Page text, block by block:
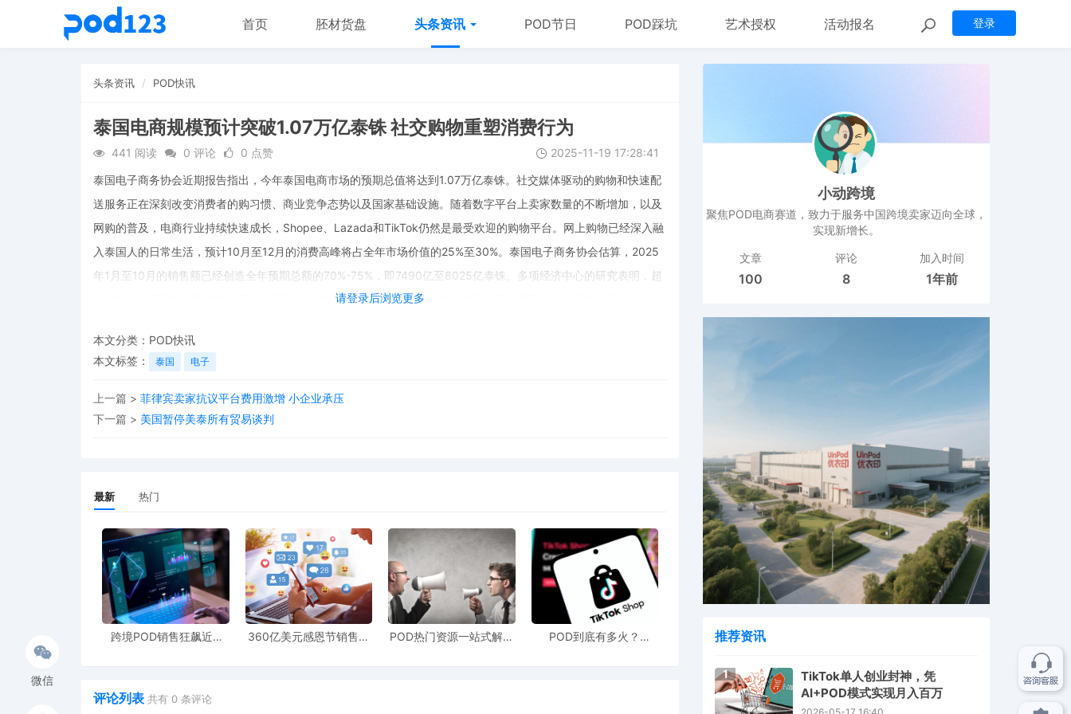
登录
首页 胚材货盘 头条资讯 POD节日 POD踩坑 艺术授权 活动报名
头条资讯 POD快讯
泰国电商规模预计突破1.07万亿泰铢 社交购物重塑消费行为
441 阅读 0 评论 0 点赞 2025-11-19 17:28:41
请登录后浏览更多
泰国电子商务协会近期报告指出，今年泰国电商市场的预期总值将达到1.07万亿泰铢。社交媒体驱动的购物和快速配
送服务正在深刻改变消费者的购习惯、商业竞争态势以及国家基础设施。随着数字平台上卖家数量的不断增加，以及
网购的普及，电商行业持续快速成长，Shopee、Lazada和TikTok仍然是最受欢迎的购物平台。网上购物已经深入融
入泰国人的日常生活，预计10月至12月的消费高峰将占全年市场价值的25%至30%。泰国电子商务协会估算，2025
年1月至10月的销售额已经创造全年预期总额的70%-75%，即7490亿至8025亿泰铢。多项经济中心的研究表明，超
过67%的泰国网购消费者的购买行为受到社交媒体内容的影响，显示社交电商已全面渗透至人们的日常生活。
微信
本文分类： POD快讯
本文标签：
泰国 电子
上一篇 > 菲律宾卖家抗议平台费用激增 小企业承压
下一篇 > 美国暂停美泰所有贸易谈判
最新 热门
跨境POD销售狂飙近5
360亿美元感恩节销售额
POD热门资源一站式解决
POD到底有多火？
评论列表 共有 0 条评论
小动跨境
聚焦POD电商赛道，致力于服务中国跨境卖家迈向全球，
实现新增长。
文章
100
评论
8
加入时间
1年前
推荐资讯
1
TikTok单人创业封神，凭
AI+POD模式实现月入百万